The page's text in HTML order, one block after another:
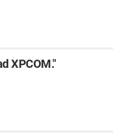
XPCOM."